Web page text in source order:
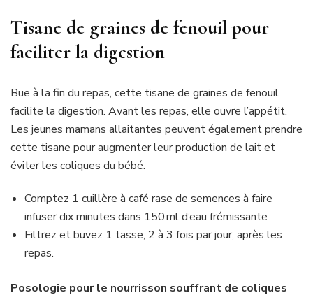
Tisane de graines de fenouil pour
faciliter la digestion
Bue à la fin du repas, cette tisane de graines de fenouil
facilite la digestion. Avant les repas, elle ouvre l’appétit.
Les jeunes mamans allaitantes peuvent également prendre
cette tisane pour augmenter leur production de lait et
éviter les coliques du bébé.
Comptez 1 cuillère à café rase de semences à faire
infuser dix minutes dans 150 ml d’eau frémissante
Filtrez et buvez 1 tasse, 2 à 3 fois par jour, après les
repas.
Posologie pour le nourrisson souffrant de coliques